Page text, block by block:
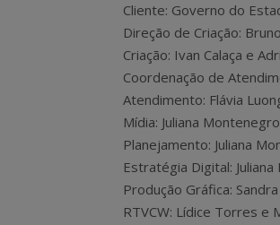
Cliente: Governo do
Direção de Criação:
Criação: Ivan Calaça e
Coordenação de
Atendimento: Flávia
Mídia: Juliana
Planejamento: Juliana
Estratégia Digital:
Produção Gráfica:
RTVCW: Lídice Torres e